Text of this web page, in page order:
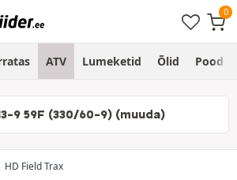
ATV Lumeketid Õlid Pood
9 59F (330/60-9) (muuda)
HD Field Trax